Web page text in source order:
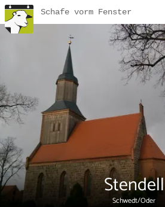
Schafe vorm Fenster
Stendell
Schwedt/Oder